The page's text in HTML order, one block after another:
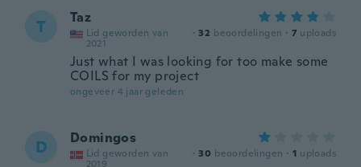
T Taz
Lid geworden van
2021
· 32 beoordelingen · 7 uploads
Just what I was looking for too make some
COILS for my project
ongeveer 4 jaar geleden
D Domingos
Lid geworden van
2019
· 30 beoordelingen · 1 uploads